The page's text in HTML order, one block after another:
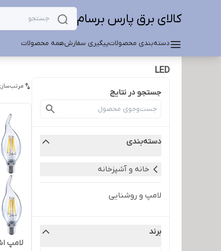
کالای برق پارس برسام
دسته‌بندی محصولاتپیگیری سفارشهمه محصولات
LED
جستجو در نتایج
دسته‌بندی
خانه و آشپزخانه
لامپ و روشنایی
برند